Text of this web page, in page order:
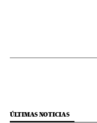
ÚLTIMAS NOTICIAS